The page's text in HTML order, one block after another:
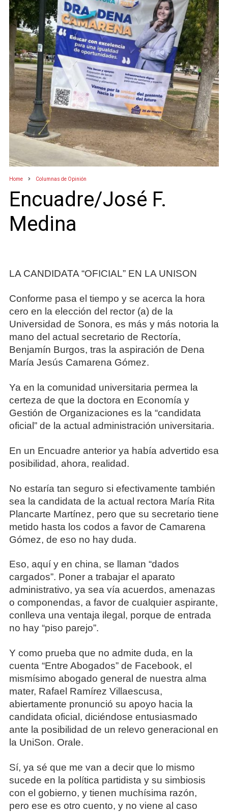
Home Columnas de Opinión
Encuadre/José F.
Medina
LA CANDIDATA “OFICIAL” EN LA UNISON
Conforme pasa el tiempo y se acerca la hora
cero en la elección del rector (a) de la
Universidad de Sonora, es más y más notoria la
mano del actual secretario de Rectoría,
Benjamín Burgos, tras la aspiración de Dena
María Jesús Camarena Gómez.
Ya en la comunidad universitaria permea la
certeza de que la doctora en Economía y
Gestión de Organizaciones es la “candidata
oficial” de la actual administración universitaria.
En un Encuadre anterior ya había advertido esa
posibilidad, ahora, realidad.
No estaría tan seguro si efectivamente también
sea la candidata de la actual rectora María Rita
Plancarte Martínez, pero que su secretario tiene
metido hasta los codos a favor de Camarena
Gómez, de eso no hay duda.
Eso, aquí y en china, se llaman “dados
cargados”. Poner a trabajar el aparato
administrativo, ya sea vía acuerdos, amenazas
o componendas, a favor de cualquier aspirante,
conlleva una ventaja ilegal, porque de entrada
no hay “piso parejo”.
Y como prueba que no admite duda, en la
cuenta “Entre Abogados” de Facebook, el
mismísimo abogado general de nuestra alma
mater, Rafael Ramírez Villaescusa,
abiertamente pronunció su apoyo hacia la
candidata oficial, diciéndose entusiasmado
ante la posibilidad de un relevo generacional en
la UniSon. Orale.
Sí, ya sé que me van a decir que lo mismo
sucede en la política partidista y su simbiosis
con el gobierno, y tienen muchísima razón,
pero ese es otro cuento, y no viene al caso